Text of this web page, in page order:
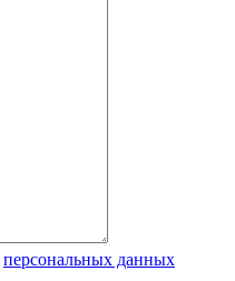
персональных данных